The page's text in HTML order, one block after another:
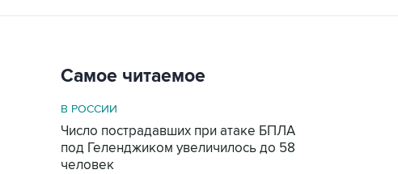
Самое читаемое
В РОССИИ
Число пострадавших при атаке БПЛА
под Геленджиком увеличилось до 58
человек